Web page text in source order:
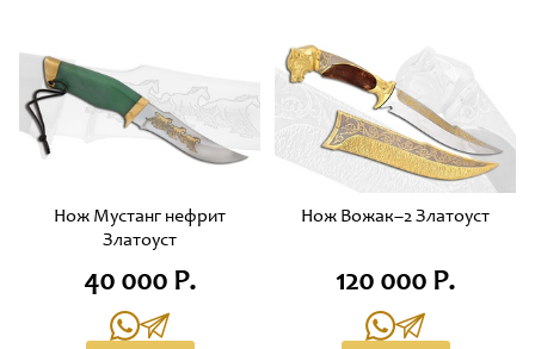
Нож Мустанг нефрит
Златоуст
40 000 Р.
Нож Вожак–2 Златоуст
120 000 Р.